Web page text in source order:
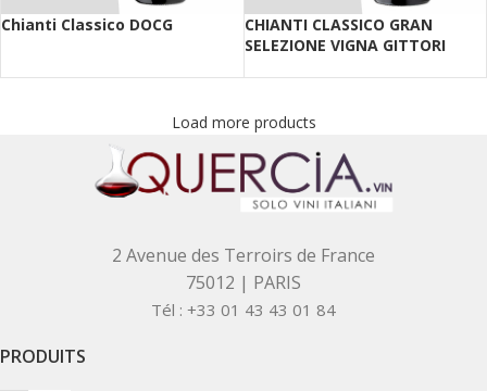
Chianti Classico DOCG
CHIANTI CLASSICO GRAN
SELEZIONE VIGNA GITTORI
Load more products
2 Avenue des Terroirs de France
75012 | PARIS
Tél : +33 01 43 43 01 84
PRODUITS